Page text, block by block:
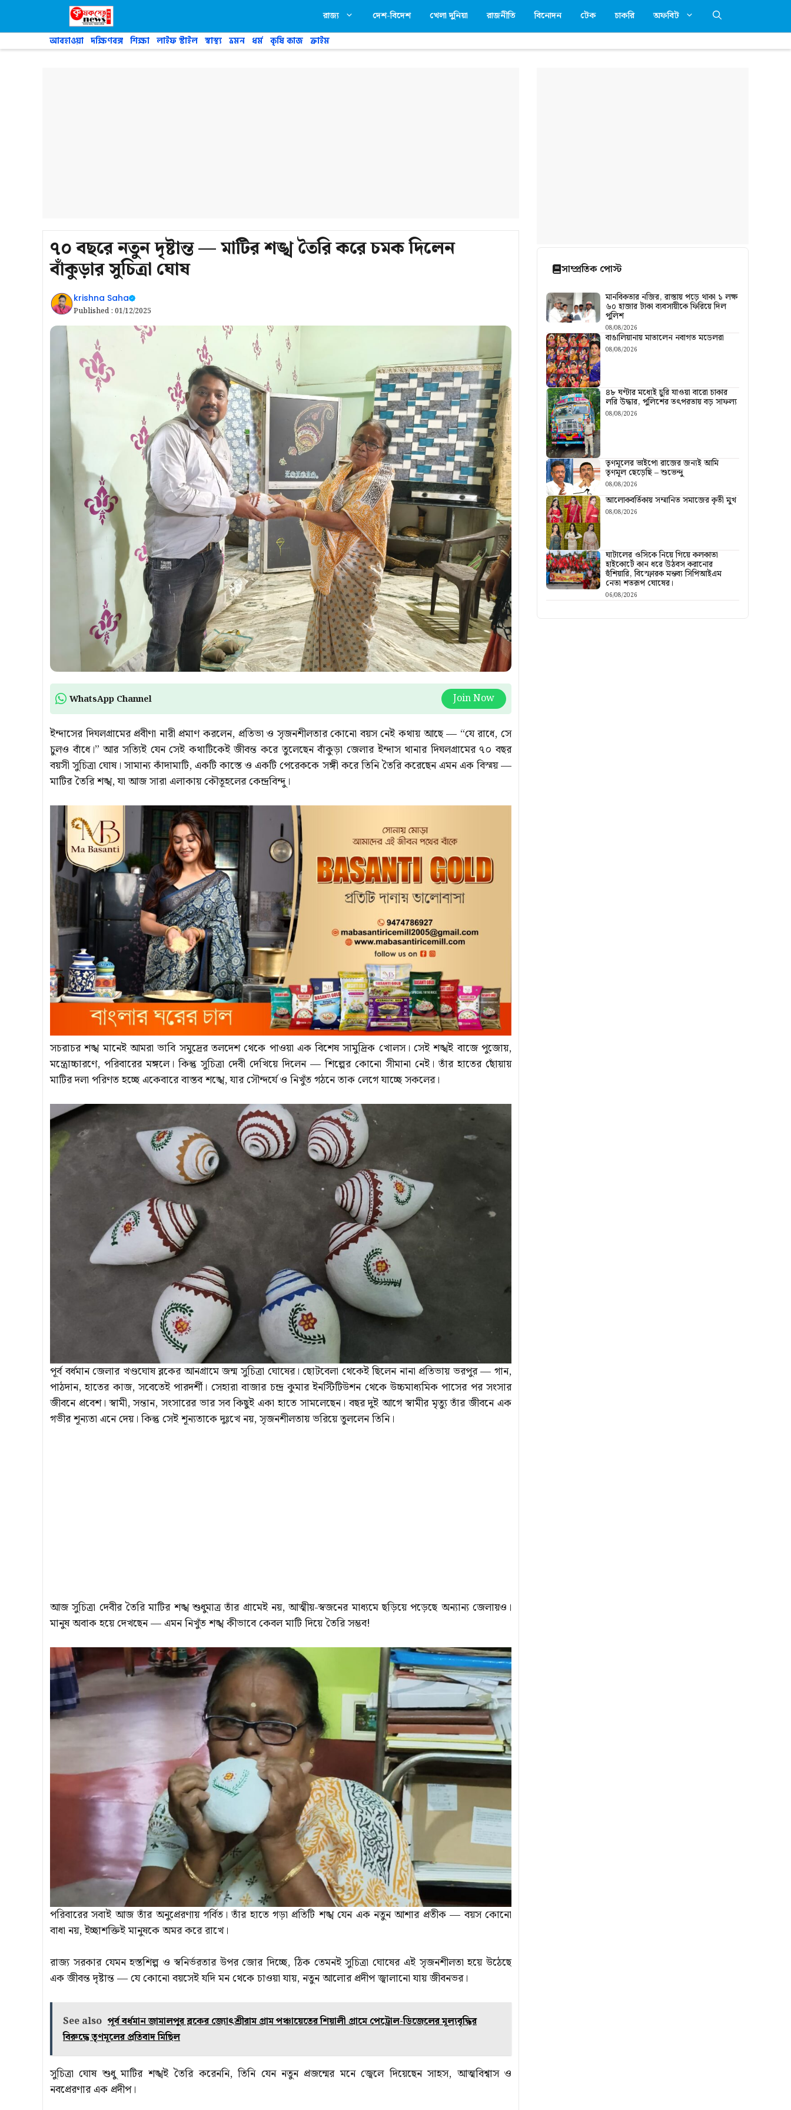
রাজ্য দেশ-বিদেশ খেলা দুনিয়া রাজনীতি বিনোদন টেক চাকরি অফবিট
আবহাওয়া দক্ষিণবঙ্গ শিক্ষা লাইফ স্টাইল স্বাস্থ্য ভ্রমন ধর্ম কৃষি কাজ ক্রাইম
৭০ বছরে নতুন দৃষ্টান্ত — মাটির শঙ্খ তৈরি করে চমক দিলেন
বাঁকুড়ার সুচিত্রা ঘোষ
krishna Saha
Published : 01/12/2025
WhatsApp Channel Join Now
ইন্দাসের দিঘলগ্রামের প্রবীণা নারী প্রমাণ করলেন, প্রতিভা ও সৃজনশীলতার কোনো বয়স নেই কথায় আছে — “যে রাধে, সে
চুলও বাঁধে।” আর সত্যিই যেন সেই কথাটিকেই জীবন্ত করে তুলেছেন বাঁকুড়া জেলার ইন্দাস থানার দিঘলগ্রামের ৭০ বছর
বয়সী সুচিত্রা ঘোষ। সামান্য কাঁদামাটি, একটি কাস্তে ও একটি পেরেককে সঙ্গী করে তিনি তৈরি করেছেন এমন এক বিস্ময় —
মাটির তৈরি শঙ্খ, যা আজ সারা এলাকায় কৌতূহলের কেন্দ্রবিন্দু।
সচরাচর শঙ্খ মানেই আমরা ভাবি সমুদ্রের তলদেশ থেকে পাওয়া এক বিশেষ সামুদ্রিক খোলস। সেই শঙ্খই বাজে পুজোয়,
মন্ত্রোচ্চারণে, পরিবারের মঙ্গলে। কিন্তু সুচিত্রা দেবী দেখিয়ে দিলেন — শিল্পের কোনো সীমানা নেই। তাঁর হাতের ছোঁয়ায়
মাটির দলা পরিণত হচ্ছে একেবারে বাস্তব শঙ্খে, যার সৌন্দর্যে ও নিখুঁত গঠনে তাক লেগে যাচ্ছে সকলের।
পূর্ব বর্ধমান জেলার খণ্ডঘোষ ব্লকের আনগ্রামে জন্ম সুচিত্রা ঘোষের। ছোটবেলা থেকেই ছিলেন নানা প্রতিভায় ভরপুর — গান,
পাঠদান, হাতের কাজ, সবেতেই পারদর্শী। সেহারা বাজার চন্দ্র কুমার ইনস্টিটিউশন থেকে উচ্চমাধ্যমিক পাসের পর সংসার
জীবনে প্রবেশ। স্বামী, সন্তান, সংসারের ভার সব কিছুই একা হাতে সামলেছেন। বছর দুই আগে স্বামীর মৃত্যু তাঁর জীবনে এক
গভীর শূন্যতা এনে দেয়। কিন্তু সেই শূন্যতাকে দুঃখে নয়, সৃজনশীলতায় ভরিয়ে তুললেন তিনি।
আজ সুচিত্রা দেবীর তৈরি মাটির শঙ্খ শুধুমাত্র তাঁর গ্রামেই নয়, আত্মীয়-স্বজনের মাধ্যমে ছড়িয়ে পড়েছে অন্যান্য জেলায়ও।
মানুষ অবাক হয়ে দেখছেন — এমন নিখুঁত শঙ্খ কীভাবে কেবল মাটি দিয়ে তৈরি সম্ভব!
পরিবারের সবাই আজ তাঁর অনুপ্রেরণায় গর্বিত। তাঁর হাতে গড়া প্রতিটি শঙ্খ যেন এক নতুন আশার প্রতীক — বয়স কোনো
বাধা নয়, ইচ্ছাশক্তিই মানুষকে অমর করে রাখে।
রাজ্য সরকার যেমন হস্তশিল্প ও স্বনির্ভরতার উপর জোর দিচ্ছে, ঠিক তেমনই সুচিত্রা ঘোষের এই সৃজনশীলতা হয়ে উঠেছে
এক জীবন্ত দৃষ্টান্ত — যে কোনো বয়সেই যদি মন থেকে চাওয়া যায়, নতুন আলোর প্রদীপ জ্বালানো যায় জীবনভর।
See also পূর্ব বর্ধমান জামালপুর ব্লকের জ্যোৎশ্রীরাম গ্রাম পঞ্চায়েতের শিয়ালী গ্রামে পেট্রোল-ডিজেলের মূল্যবৃদ্ধির
বিরুদ্ধে তৃণমূলের প্রতিবাদ মিছিল
সুচিত্রা ঘোষ শুধু মাটির শঙ্খই তৈরি করেননি, তিনি যেন নতুন প্রজন্মের মনে জ্বেলে দিয়েছেন সাহস, আত্মবিশ্বাস ও
নবপ্রেরণার এক প্রদীপ।
সাম্প্রতিক পোস্ট
মানবিকতার নজির, রাস্তায় পড়ে থাকা ১ লক্ষ
৬০ হাজার টাকা ব্যবসায়ীকে ফিরিয়ে দিল
পুলিশ
08/08/2026
বাঙালিয়ানায় মাতালেন নবাগত মডেলরা
08/08/2026
৪৮ ঘণ্টার মধ্যেই চুরি যাওয়া বারো চাকার
লরি উদ্ধার, পুলিশের তৎপরতায় বড় সাফল্য
08/08/2026
তৃণমূলের ভাইপো রাজের জন্যই আমি
তৃণমূল ছেড়েছি – শুভেন্দু
08/08/2026
আলোকবর্তিকায় সম্মানিত সমাজের কৃতী মুখ
08/08/2026
ঘাটালের ওসিকে নিয়ে গিয়ে কলকাতা
হাইকোর্টে কান ধরে উঠবস করানোর
হুঁশিয়ারি, বিস্ফোরক মন্তব্য সিপিআইএম
নেতা শতরূপ ঘোষের।
06/08/2026